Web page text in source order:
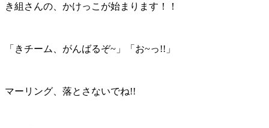
き組さんの、かけっこが始まります！！
「きチーム、がんばるぞ~」「お~っ!!」
マーリング、落とさないでね!!